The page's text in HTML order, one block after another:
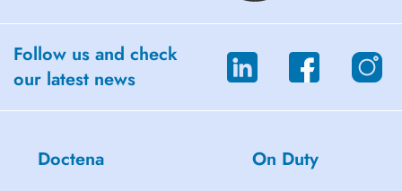
Follow us and check
our latest news
Doctena On Duty